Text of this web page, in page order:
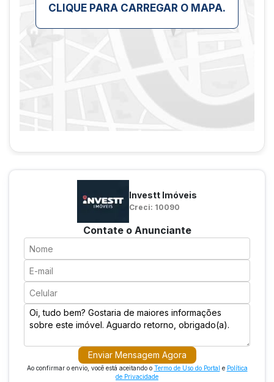
CLIQUE PARA CARREGAR O MAPA.
Investt Imóveis
Creci: 10090
Contate o Anunciante
Enviar Mensagem Agora
Ao confirmar o envio, você está aceitando o Termo de Uso do Portal e Política
de Privacidade